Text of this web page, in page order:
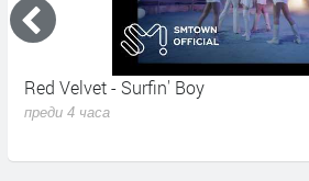
Red Velvet - Surfin' Boy
преди 4 часа